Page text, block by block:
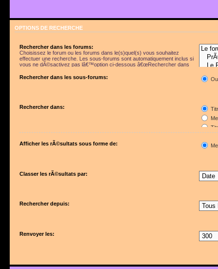
OPTIONS DE RECHERCHE
Rechercher dans les forums:
Choisissez le forum ou les forums dans le(s)quel(s) vous souhaitez
effectuer une recherche. Les sous-forums sont automatiquement inclus si
vous ne dÃ©sactivez pas lâ€™option ci-dessous â€œRechercher dans
Rechercher dans les sous-forums:
Rechercher dans:
Afficher les rÃ©sultats sous forme de:
Classer les rÃ©sultats par:
Rechercher depuis:
Renvoyer les: